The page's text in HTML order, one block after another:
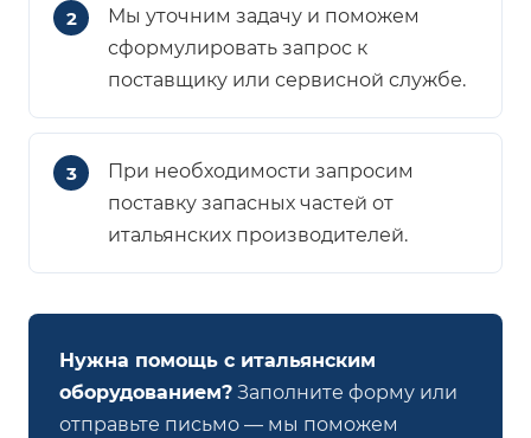
Мы уточним задачу и поможем
сформулировать запрос к
поставщику или сервисной службе.
При необходимости запросим
поставку запасных частей от
итальянских производителей.
Нужна помощь с итальянским
оборудованием? Заполните форму или
отправьте письмо — мы поможем